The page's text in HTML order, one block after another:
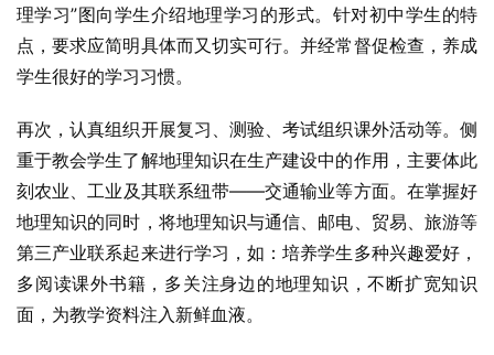
理学习”图向学生介绍地理学习的形式。针对初中学生的特
点，要求应简明具体而又切实可行。并经常督促检查，养成
学生很好的学习习惯。
再次，认真组织开展复习、测验、考试组织课外活动等。侧
重于教会学生了解地理知识在生产建设中的作用，主要体此
刻农业、工业及其联系纽带——交通输业等方面。在掌握好
地理知识的同时，将地理知识与通信、邮电、贸易、旅游等
第三产业联系起来进行学习，如：培养学生多种兴趣爱好，
多阅读课外书籍，多关注身边的地理知识，不断扩宽知识
面，为教学资料注入新鲜血液。